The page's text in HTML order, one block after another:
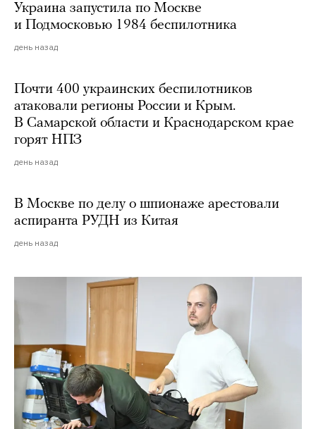
Украина запустила по Москве
и Подмосковью 1984 беспилотника
день назад
Почти 400 украинских беспилотников
атаковали регионы России и Крым.
В Самарской области и Краснодарском крае
горят НПЗ
день назад
В Москве по делу о шпионаже арестовали
аспиранта РУДН из Китая
день назад